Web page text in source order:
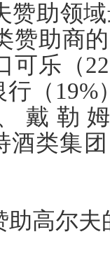
赞助领
赞助商
可乐（
行（
戴勒
酒类集
助高尔夫